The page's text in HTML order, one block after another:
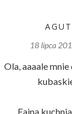
18 lipca
Ola, aaaale
Fajna